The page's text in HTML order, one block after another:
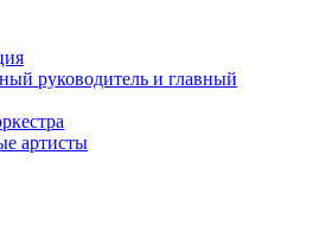
руководитель и главный
артисты